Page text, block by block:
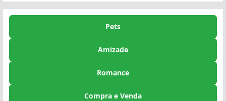
Pets
Amizade
Romance
Compra e Venda